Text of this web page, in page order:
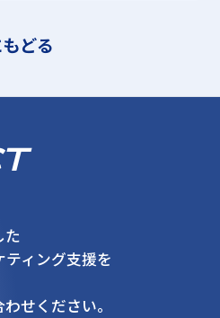
どる
た
ィング支援を
せください。